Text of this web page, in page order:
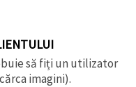
să fiți un utilizator
imagini).